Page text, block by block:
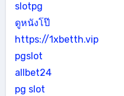
slotpg
ดูหนังโป๊
https://1xbetth.vip
pgslot
allbet24
pg slot